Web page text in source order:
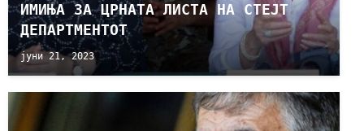
ИМИЊА ЗА ЦРНАТА ЛИСТА НА СТЕЈТ
ДЕПАРТМЕНТОТ
јуни 21, 2023